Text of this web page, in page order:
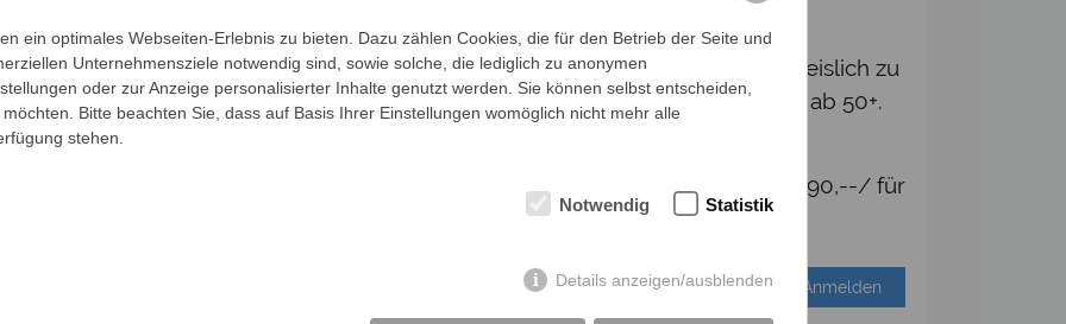
, Gleichgewichts-, Rücken- und Dehnungsübungen) führt nachweislich zu
zu bleiben. Yoga kann in jedem Alter gemacht werden, auch von Menschen ab 50+.
für Anfänger, aber auch für Interessierte mit Vorkenntnissen.
– 10:00 Uhr Einstieg jederzeit möglich TEILNAHMEBEITRAG: 10er Block: € 90,--/ für
Hannelore Blutaumüller
Anmelden
ein optimales Webseiten-Erlebnis zu bieten. Dazu zählen Cookies, die für den Betrieb der Seite und
Unternehmensziele notwendig sind, sowie solche, die lediglich zu anonymen
oder zur Anzeige personalisierter Inhalte genutzt werden. Sie können selbst entscheiden,
Bitte beachten Sie, dass auf Basis Ihrer Einstellungen womöglich nicht mehr alle
stehen.
Notwendig Statistik
Details anzeigen/ausblenden